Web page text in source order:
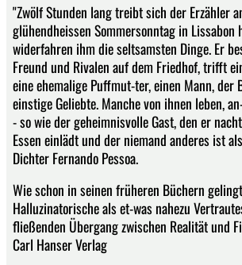
"Zwölf Stunden lang treibt sich der Erzähler
glühendheissen Sommersonntag in Lissabon
widerfahren ihm die seltsamsten Dinge. Er
Freund und Rivalen auf dem Friedhof, trifft
eine ehemalige Puffmut-ter, einen Mann, der
einstige Geliebte. Manche von ihnen leben,
- so wie der geheimnisvolle Gast, den er
Essen einlädt und der niemand anderes ist
Dichter Fernando Pessoa.
Wie schon in seinen früheren Büchern
Halluzinatorische als et-was nahezu
fließenden Übergang zwischen Realität und
Carl Hanser Verlag